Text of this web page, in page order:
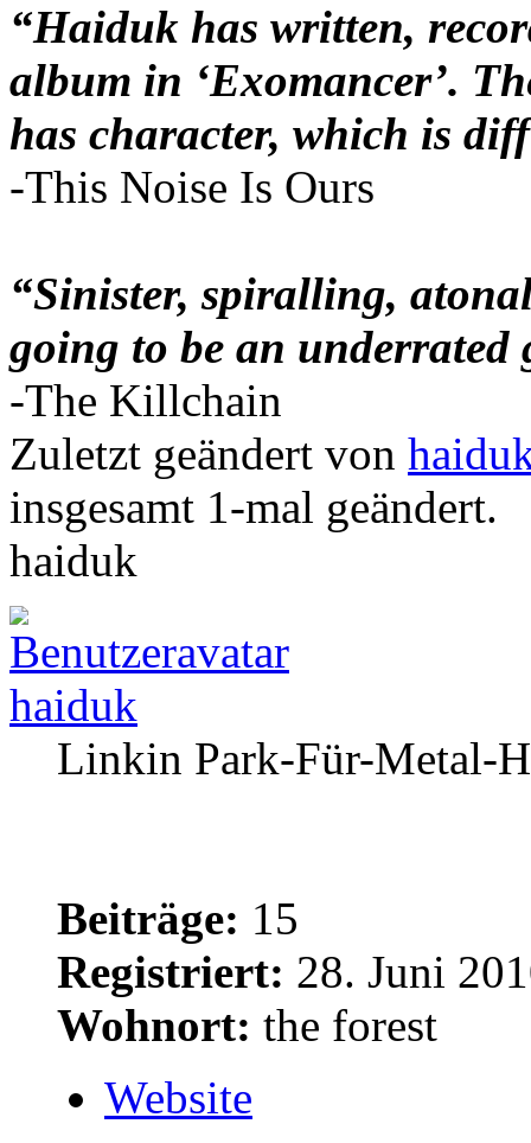
“Haiduk has written,
album in ‘Exomancer’.
has character, which is
-This Noise Is Ours
“Sinister, spiralling,
going to be an underrated
-The Killchain
Zuletzt geändert von
insgesamt 1-mal geändert.
haiduk
haiduk
Linkin Park-Für-Metal-
Beiträge: 15
Registriert: 28. Juni
Wohnort: the forest
Website